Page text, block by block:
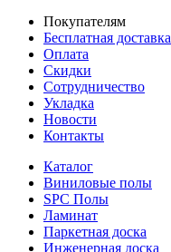
Покупателям
Бесплатная доставка
Оплата
Скидки
Сотрудничество
Укладка
Новости
Контакты
Каталог
Виниловые полы
SPC Полы
Ламинат
Паркетная доска
Инженерная доска